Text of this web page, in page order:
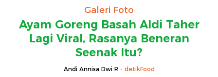
Galeri Foto
Ayam Goreng Basah Aldi Taher
Lagi Viral, Rasanya Beneran
Seenak Itu?
Andi Annisa Dwi R - detikFood